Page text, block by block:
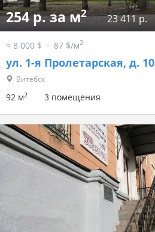
254 р. за м2 23 411 р.
≈ 8 000 $ 87 $/м2
ул. 1-я Пролетарская, д. 10
Витебск
92 м2 3 помещения